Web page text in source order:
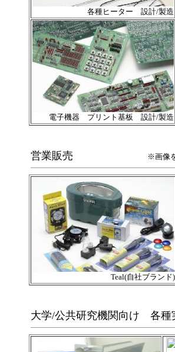
各種ヒーター 設計/製造
電子機器 プリント基板 設計/製造
営業販売 ※画像
Teal(自社ブランド)
大学/公共研究機関向け 各種